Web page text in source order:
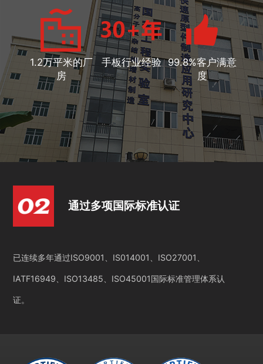
1.2万平米的厂
房
手板行业经验 99.8%客户满意
度
通过多项国际标准认证
已连续多年通过ISO9001、IS014001、ISO27001、
IATF16949、ISO13485、ISO45001国际标准管理体系认
证。